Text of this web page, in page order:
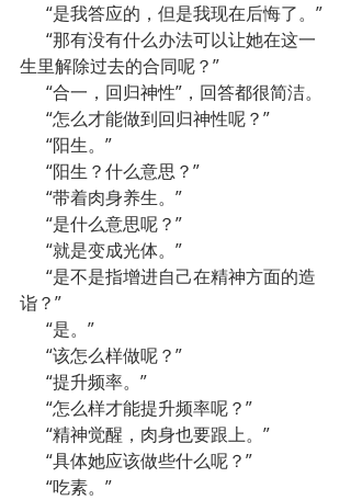
“是我答应的，但是我现在后悔了。”
“那有没有什么办法可以让她在这一
生里解除过去的合同呢？”
“合一，回归神性”，回答都很简洁。
“怎么才能做到回归神性呢？”
“阳生。”
“阳生？什么意思？”
“带着肉身养生。”
“是什么意思呢？”
“就是变成光体。”
“是不是指增进自己在精神方面的造
诣？”
“是。”
“该怎么样做呢？”
“提升频率。”
“怎么样才能提升频率呢？”
“精神觉醒，肉身也要跟上。”
“具体她应该做些什么呢？”
“吃素。”